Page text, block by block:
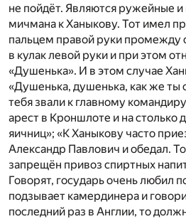
не пойдёт. Являются ружейные
мичмана к Ханыкову. Тот имел
пальцем правой руки промежду
в кулак левой руки и при этом
«Душенька». И в этом случае
«Душенька, душенька, как же ты
тебя звали к главному
арест в Кроншлоте и на столько
яичниц»; «К Ханыкову часто
Александр Павлович и обедал.
запрещён привоз спиртных
Говорят, государь очень любил
подзывает камердинера и
последний раз в Англии, то